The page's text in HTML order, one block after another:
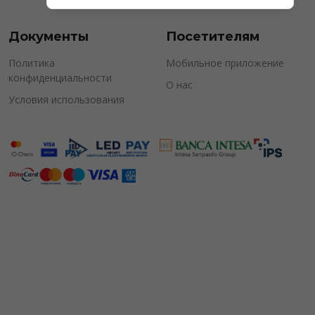
Документы
Политика
конфиденциальности
Условия использования
Посетителям
Мобильное приложение
О нас